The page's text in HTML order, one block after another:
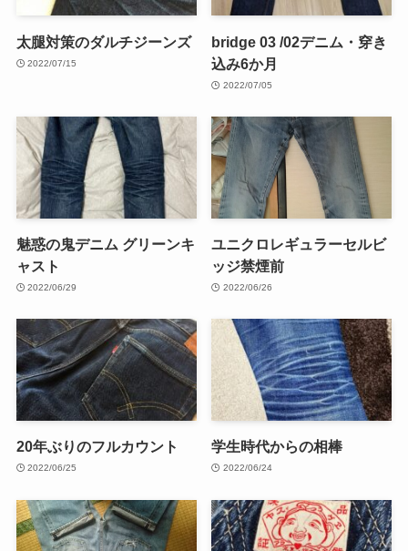
太腿対策のダルチジーンズ
2022/07/15
bridge 03 /02デニム・穿き
込み6か月
2022/07/05
魅惑の鬼デニム グリーンキ
ャスト
2022/06/29
ユニクロレギュラーセルビ
ッジ禁煙前
2022/06/26
20年ぶりのフルカウント
2022/06/25
学生時代からの相棒
2022/06/24